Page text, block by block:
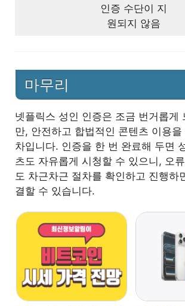
인증 수단이 지
원되지 않음
마무리
넷플릭스 성인 인증은 조금 번거롭게
만, 안전하고 합법적인 콘텐츠 이용을
차입니다. 인증을 한 번 완료해 두면
츠도 자유롭게 시청할 수 있으니, 오
도 차근차근 절차를 확인하고 진행하
결할 수 있습니다.